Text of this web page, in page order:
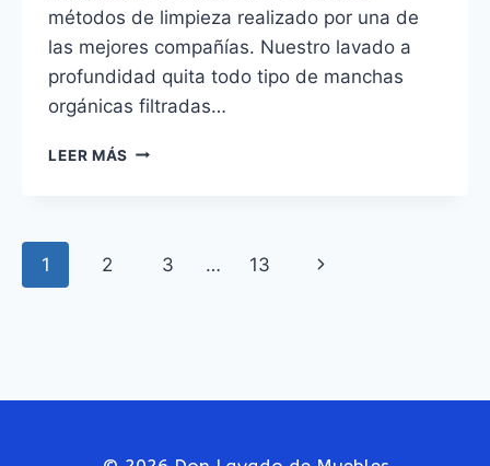
métodos de limpieza realizado por una de
las mejores compañías. Nuestro lavado a
profundidad quita todo tipo de manchas
orgánicas filtradas…
LEER MÁS LAVADO
JUAN
Navegación
1 2 3 … 13
Siguiente